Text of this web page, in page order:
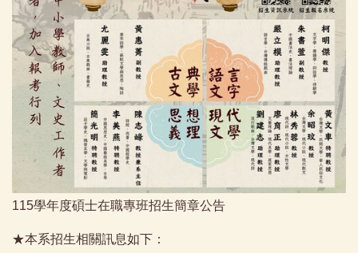
115學年度碩士在職專班招生簡章公告
★本系招生相關訊息如下：